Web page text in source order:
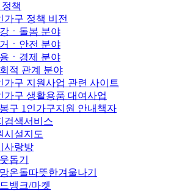
책
가구 정책 비전
ㆍ돌봄 분야
ㆍ안전 분야
ㆍ경제 분야
적 관계 분야
가구 지원사업 관련 사이트
가구 생활용품 대여사업
구 1인가구지원 안내책자
검색서비스
시설지도
사랑방
돕기
온돌따뜻한겨울나기
뱅크/마켓